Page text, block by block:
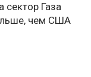
сектор Газа
чем США